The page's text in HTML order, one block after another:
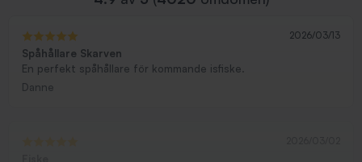
2026/03/13
Spåhållare Skarven
En perfekt spåhållare för kommande isfiske.
Danne